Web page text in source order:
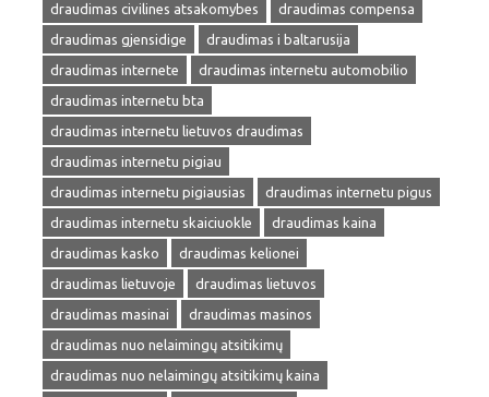
draudimas civilines atsakomybes
draudimas compensa
draudimas gjensidige
draudimas i baltarusija
draudimas internete
draudimas internetu automobilio
draudimas internetu bta
draudimas internetu lietuvos draudimas
draudimas internetu pigiau
draudimas internetu pigiausias
draudimas internetu pigus
draudimas internetu skaiciuokle
draudimas kaina
draudimas kasko
draudimas kelionei
draudimas lietuvoje
draudimas lietuvos
draudimas masinai
draudimas masinos
draudimas nuo nelaimingų atsitikimų
draudimas nuo nelaimingų atsitikimų kaina